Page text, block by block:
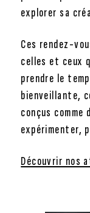
explorer sa
Ces rendez-
celles et ceux
prendre le
bienveillante,
conçus comme
expérimenter,
Découvrir nos